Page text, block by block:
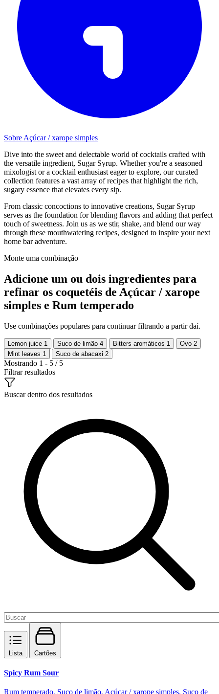
Sobre Açúcar / xarope simples
Dive into the sweet and delectable world of cocktails crafted with
the versatile ingredient, Sugar Syrup. Whether you're a seasoned
mixologist or a cocktail enthusiast eager to explore, our curated
collection features a vast array of recipes that highlight the rich,
sugary essence that elevates every sip.
From classic concoctions to innovative creations, Sugar Syrup
serves as the foundation for blending flavors and adding that perfect
touch of sweetness. Join us as we stir, shake, and blend our way
through these mouthwatering recipes, designed to inspire your next
home bar adventure.
Monte uma combinação
Adicione um ou dois ingredientes para
refinar os coquetéis de Açúcar / xarope
simples e Rum temperado
Use combinações populares para continuar filtrando a partir daí.
Lemon juice 1 Suco de limão 4 Bitters aromáticos 1 Ovo 2
Mint leaves 1 Suco de abacaxi 2
Mostrando 1 - 5 / 5
Filtrar resultados
Buscar dentro dos resultados
Lista Cartões
Spicy Rum Sour
Rum temperado, Suco de limão, Açúcar / xarope simples, Suco de